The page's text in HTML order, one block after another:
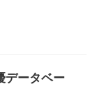
データベー